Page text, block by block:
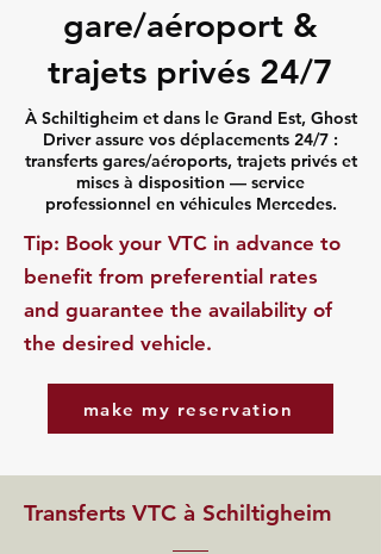
gare/aéroport &
trajets privés 24/7
À Schiltigheim et dans le Grand Est, Ghost
Driver assure vos déplacements 24/7 :
transferts gares/aéroports, trajets privés et
mises à disposition — service
professionnel en véhicules Mercedes.
​Tip: Book your VTC in advance to
benefit from preferential rates
and guarantee the availability of
the desired vehicle.
make my reservation
Transferts VTC à Schiltigheim